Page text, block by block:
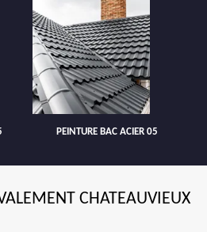
PEINTURE BAC ACIER 05
CHATEAUVIEUX